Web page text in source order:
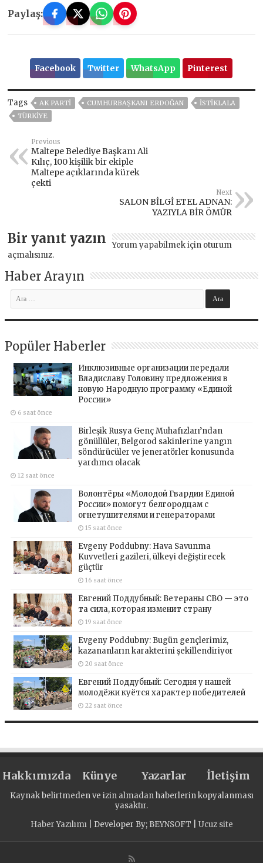
Paylaş:
Facebook Twitter WhatsApp Pinterest
Tags AK PARTİ CUMHURBAŞKANI ERDOĞAN
ISTIKLALA
TÜRKİYE
Previous
Maltepe Belediye Başkanı Ali
Kılıç, 100 kişilik bir ekiple
Maltepe açıklarında kürek
çekti
Next
SALON BİLGİ ETEL ADNAN:
YAZIYLA BİR ÖMÜR
Bir yanıt yazın Yorum yapabilmek için oturum
açmalısınız.
Haber Arayın
Popüler Haberler
Инклюзивные организации передали
Владиславу Головину предложения в
новую Народную программу «Единой
России»
6 saat önce
Birleşik Rusya Genç Muhafızları’ndan
gönüllüler, Belgorod sakinlerine yangın
söndürücüler ve jeneratörler konusunda
yardımcı olacak
12 saat önce
Волонтёры «Молодой Гвардии Единой
России» помогут белгородцам с
огнетушителями и генераторами
15 saat önce
Evgeny Poddubny: Hava Savunma
Kuvvetleri gazileri, ülkeyi değiştirecek
güçtür
16 saat önce
Евгений Поддубный: Ветераны СВО — это
та сила, которая изменит страну
19 saat önce
Evgeny Poddubny: Bugün gençlerimiz,
kazananların karakterini şekillendiriyor
20 saat önce
Евгений Поддубный: Сегодня у нашей
молодёжи куётся характер победителей
22 saat önce
Hakkımızda Künye Yazarlar İletişim
Kaynak belirtmeden ve izin almadan haberlerin kopyalanması
yasaktır.
Haber Yazılımı| Developer By; BEYNSOFT Ucuz site